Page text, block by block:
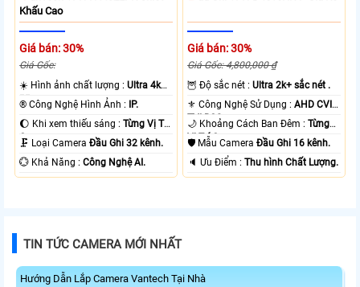
Khấu Cao
Giá bán: 30%
Giá Gốc:
☀️ Hình ảnh chất lượng :Ultra 4k
👍🏾 .
®️ Công Nghệ Hình Ảnh : IP.
🌔 Khi xem thiếu sáng :Từng Vị Trí
Camera .
🗜️ Loại CameraĐầu Ghi 32 kênh.
️💮 Khả Năng :Công Nghệ AI.
Giá bán: 30%
Giá Gốc: 4,800,000 ₫
🦉 Độ sắc nét :Ultra 2k+ sắc nét .
⚜️ Công Nghệ Sử Dụng :AHD CVI
TVI BCS.
🌙 Khoảng Cách Ban Đêm :Từng
Vị Trí Camera .
🛡 Mẫu CameraĐầu Ghi 16 kênh.
️🔈 Ưu Điểm :Thu hình Chất Lượng.
TIN TỨC CAMERA MỚI NHẤT
Hướng Dẫn Lắp Camera Vantech Tại Nhà